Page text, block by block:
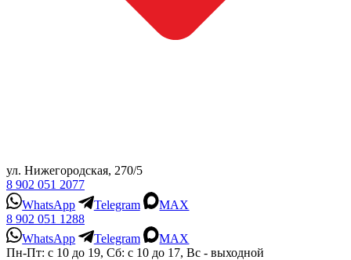
ул. Нижегородская, 270/5
8 902 051 2077
WhatsApp
Telegram
MAX
8 902 051 1288
WhatsApp
Telegram
MAX
Пн-Пт: с 10 до 19, Сб: с 10 до 17, Вс - выходной